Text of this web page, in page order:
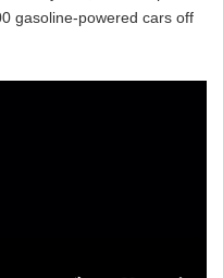
gasoline-powered cars off